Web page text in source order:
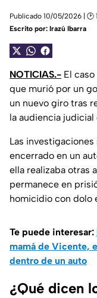
Publicado 10/05/2026 | 🕑
Escrito por: Irazú Ibarra
NOTICIAS.- El
que murió por un
un nuevo giro tras
la audiencia judicial
Las
encerrado en un
ella realizaba otras
permanece en
homicidio con dolo
Te puede interesar:
mamá de Vicente,
dentro de un auto
¿Qué dicen